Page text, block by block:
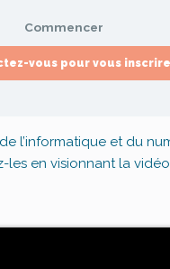
Commencer
vous pour vous inscrire
l’informatique et du
les en visionnant la